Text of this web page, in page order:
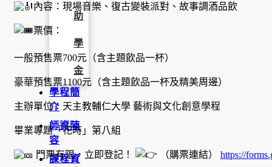
助
學
金
學程簡
介
師資陣
容
課程資
內容：現場音樂、復古變裝派對、故事調酒品飲
票價：
一般預售票700元（含主題飲品一杯）
豪華預售票1100元（含主題飲品一杯及精美周邊）
主辦單位：天主教輔仁大學 藝術與文化創意學程
畢業專題「花時」第八組
門票有限，立即登記！ （購票連結） https://